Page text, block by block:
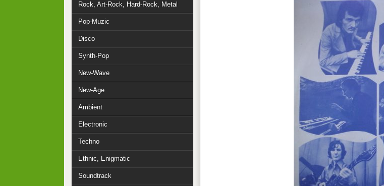
Rock, Art-Rock, Hard-Rock, Metal
Pop-Muzic
Disco
Synth-Pop
New-Wave
New-Age
Ambient
Electronic
Techno
Ethnic, Enigmatic
Soundtrack